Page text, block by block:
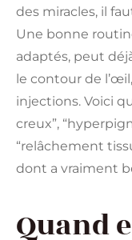
des miracles, il
Une bonne
adaptés, peut
le contour de
injections. Voici
creux”,
“relâchement
dont a vraiment
Quand